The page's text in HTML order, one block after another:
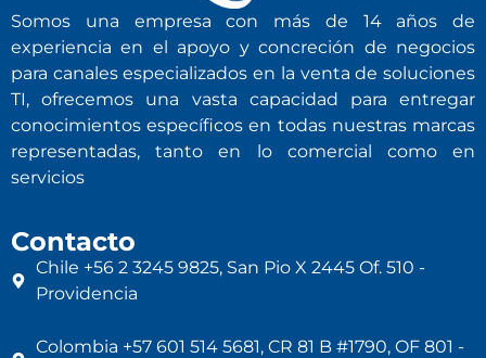
Somos una empresa con más de 14 años de
experiencia en el apoyo y concreción de negocios
para canales especializados en la venta de soluciones
TI, ofrecemos una vasta capacidad para entregar
conocimientos específicos en todas nuestras marcas
representadas, tanto en lo comercial como en
servicios
Contacto
Chile +56 2 3245 9825, San Pio X 2445 Of. 510 -
Providencia
Colombia +57 601 514 5681, CR 81 B #1790, OF 801 -